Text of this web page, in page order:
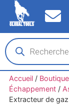
Accueil/ Boutique
Échappement/
Extracteur de